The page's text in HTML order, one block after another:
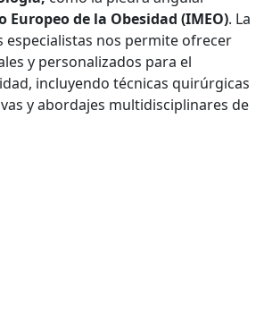
de la Obesidad (IMEO). La
especialistas nos permite ofrecer
y personalizados para el
incluyendo técnicas quirúrgicas
y abordajes multidisciplinares de